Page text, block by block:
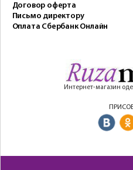
Договор оферта
Письмо директору
Оплата Сбербанк Онлайн
Интернет-магазин